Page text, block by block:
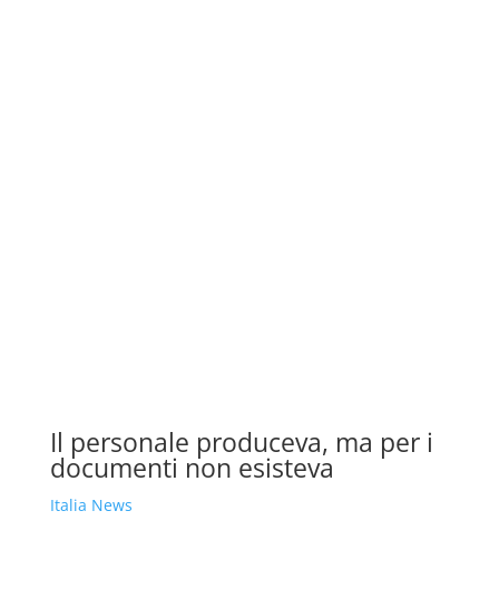
Il personale produceva, ma per i
documenti non esisteva
Italia News